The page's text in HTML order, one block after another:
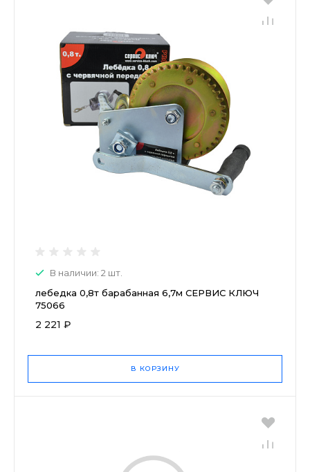
В наличии: 2 шт.
лебедка 0,8т барабанная 6,7м СЕРВИС КЛЮЧ
75066
2 221 ₽
В КОРЗИНУ